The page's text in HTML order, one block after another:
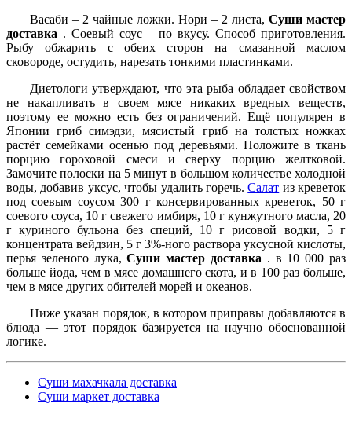
Васаби – 2 чайные ложки. Нори – 2 листа, Суши мастер
доставка . Соевый соус – по вкусу. Способ приготовления.
Рыбу обжарить с обеих сторон на смазанной маслом
сковороде, остудить, нарезать тонкими пластинками.
Диетологи утверждают, что эта рыба обладает свойством
не накапливать в своем мясе никаких вредных веществ,
поэтому ее можно есть без ограничений. Ещё популярен в
Японии гриб симэдзи, мясистый гриб на толстых ножках
растёт семейками осенью под деревьями. Положите в ткань
порцию гороховой смеси и сверху порцию желтковой.
Замочите полоски на 5 минут в большом количестве холодной
воды, добавив уксус, чтобы удалить горечь.Салат из креветок
под соевым соусом 300 г консервированных креветок, 50 г
соевого соуса, 10 г свежего имбиря, 10 г кунжутного масла, 20
г куриного бульона без специй, 10 г рисовой водки, 5 г
концентрата вейдзин, 5 г 3%-ного раствора уксусной кислоты,
перья зеленого лука,Суши мастер доставка . в 10 000 раз
больше йода, чем в мясе домашнего скота, и в 100 раз больше,
чем в мясе других обителей морей и океанов.
Ниже указан порядок, в котором приправы добавляются в
блюда — этот порядок базируется на научно обоснованной
логике.
Суши махачкала доставка
Суши маркет доставка